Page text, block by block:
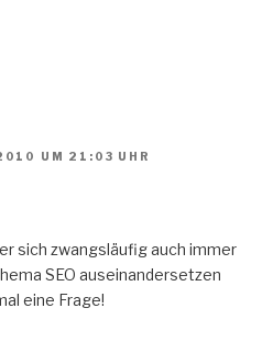
UM 21:03 UHR
sich zwangsläufig auch immer
SEO auseinandersetzen
eine Frage!